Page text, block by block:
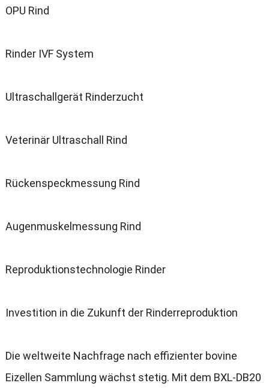
OPU Rind
Rinder IVF System
Ultraschallgerät Rinderzucht
Veterinär Ultraschall Rind
Rückenspeckmessung Rind
Augenmuskelmessung Rind
Reproduktionstechnologie Rinder
Investition in die Zukunft der Rinderreproduktion
Die weltweite Nachfrage nach effizienter bovine
Eizellen Sammlung wächst stetig. Mit dem BXL-DB20